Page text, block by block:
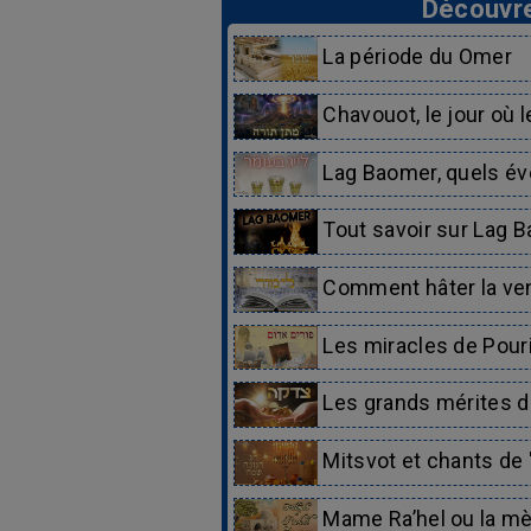
La période du Omer
Chavouot, le jour où
Lag Baomer, quels
Tout savoir sur Lag
Comment hâter la
Les miracles de
Les grands mérites
Mitsvot et chants de
Mame Ra’hel ou la